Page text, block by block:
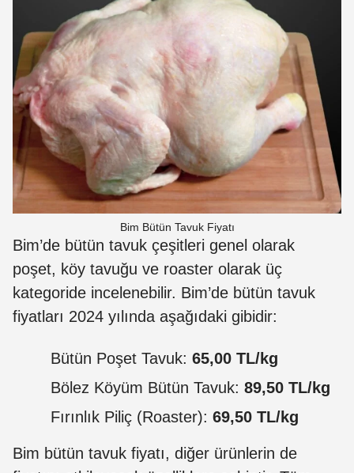
Bim Bütün Tavuk Fiyatı
Bim’de bütün tavuk çeşitleri genel olarak
poşet, köy tavuğu ve roaster olarak üç
kategoride incelenebilir. Bim’de bütün tavuk
fiyatları 2024 yılında aşağıdaki gibidir:
Bütün Poşet Tavuk: 65,00 TL/kg
Bölez Köyüm Bütün Tavuk: 89,50 TL/kg
Fırınlık Piliç (Roaster): 69,50 TL/kg
Bim bütün tavuk fiyatı, diğer ürünlerin de